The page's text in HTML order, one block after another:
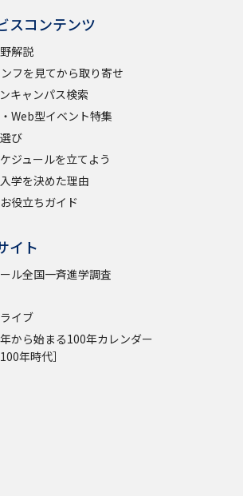
た理由
学問検索
夢ナビライブ
スコンテンツ
解説
フを見てから取り寄せ
キャンパス検索
Web型イベント特集
び
ジュールを立てよう
学を決めた理由
役立ちガイド
イト
ル全国一斉進学調査
イブ
から始まる100年カレンダー
年時代］